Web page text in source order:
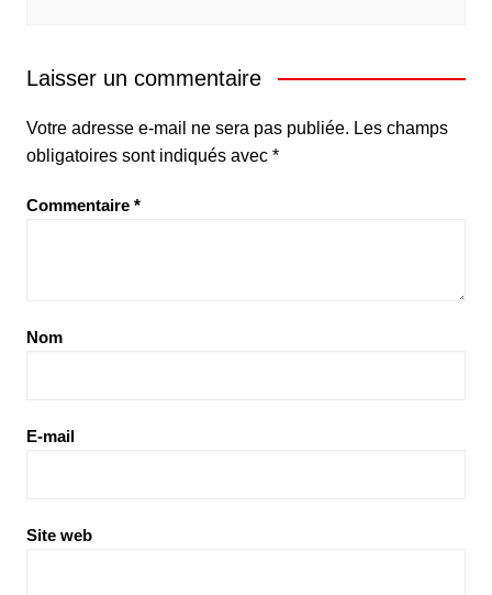
Laisser un commentaire
Votre adresse e-mail ne sera pas publiée. Les champs
obligatoires sont indiqués avec *
Commentaire *
Nom
E-mail
Site web